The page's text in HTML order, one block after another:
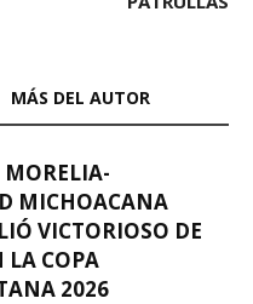
MÁS DEL AUTOR
MORELIA-
MICHOACANA
VICTORIOSO DE
LA COPA
2026